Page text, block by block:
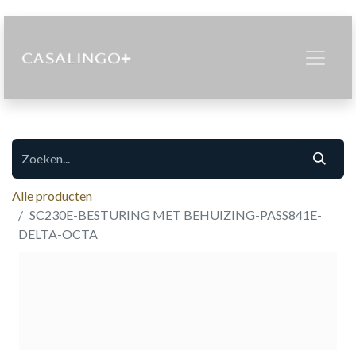
Alle producten
SC230E-BESTURING MET BEHUIZING-PASS841E-
DELTA-OCTA